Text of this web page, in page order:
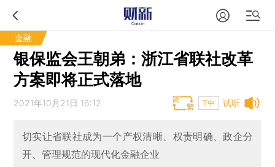
金融
银保监会王朝弟：浙江省联社改革
方案即将正式落地
试听
2021年10月21日 16:12 T中
切实让省联社成为一个产权清晰、权责明确、政企分
开、管理规范的现代化金融企业